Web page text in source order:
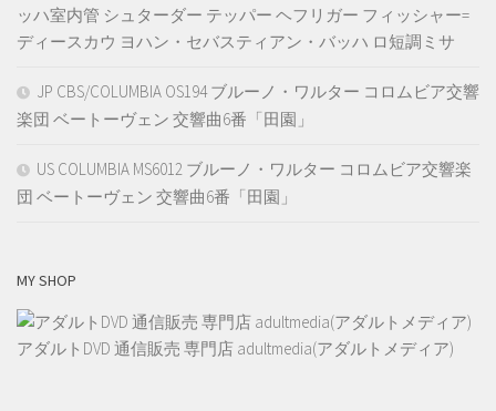
ッハ室内管 シュターダー テッパー ヘフリガー フィッシャー=
ディースカウ ヨハン・セバスティアン・バッハ ロ短調ミサ
JP CBS/COLUMBIA OS194 ブルーノ・ワルター コロムビア交響
楽団 ベートーヴェン 交響曲6番「田園」
US COLUMBIA MS6012 ブルーノ・ワルター コロムビア交響楽
団 ベートーヴェン 交響曲6番「田園」
MY SHOP
アダルトDVD 通信販売 専門店 adultmedia(アダルトメディア)